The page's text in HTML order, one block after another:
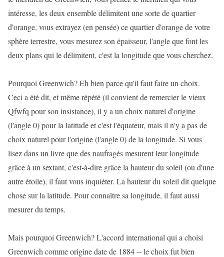
intéresse, les deux ensemble délimitent une sorte de quartier
d'orange, vous extrayez (en pensée) ce quartier d'orange de votre
sphère terrestre, vous mesurez son épaisseur, l'angle que font les
deux plans qui le délimitent, c'est la longitude que vous cherchez.
Pourquoi Greenwich? Eh bien parce qu'il faut faire un choix.
Ceci a été dit, et même répété (il convient de remercier le vieux
Qfwfq pour son insistance), il y a un choix naturel d'origine
(l'angle 0) pour la latitude et c'est l'équateur, mais il n'y a pas de
choix naturel pour l'origine (l'angle 0) de la longitude. Si vous
lisez dans un livre que des naufragés mesurent leur longitude
grâce à un sextant, c'est-à-dire grâce la hauteur du soleil (ou d'une
autre étoile), il faut vous inquiéter. La hauteur du soleil dit quelque
chose sur la latitude. Pour connaître sa longitude, il faut aussi
mesurer du temps.
Mais pourquoi Greenwich? L'accord international qui a choisi
Greenwich comme origine date de 1884 -- le choix fut bien